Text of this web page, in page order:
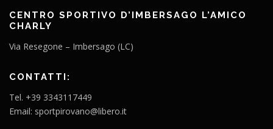
CENTRO SPORTIVO D’IMBERSAGO L’AMICO
CHARLY
Via Resegone – Imbersago (LC)
CONTATTI:
Tel. +39 3343117449
Email: sportpirovano@libero.it